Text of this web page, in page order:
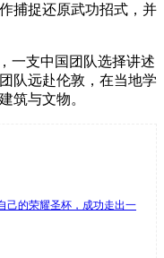
捕捉还原武功招式，并
一支中国团队选择讲述
队远赴伦敦，在当地学
筑与文物。
己的荣耀圣杯，成功走出一